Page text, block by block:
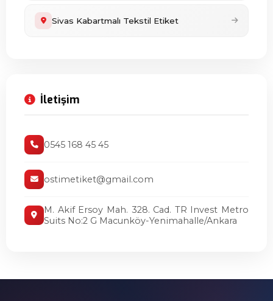
Sivas Kabartmalı Tekstil Etiket
İletişim
0545 168 45 45
ostimetiket@gmail.com
M. Akif Ersoy Mah. 328. Cad. TR Invest Metro
Suits No:2 G Macunköy-Yenimahalle/Ankara